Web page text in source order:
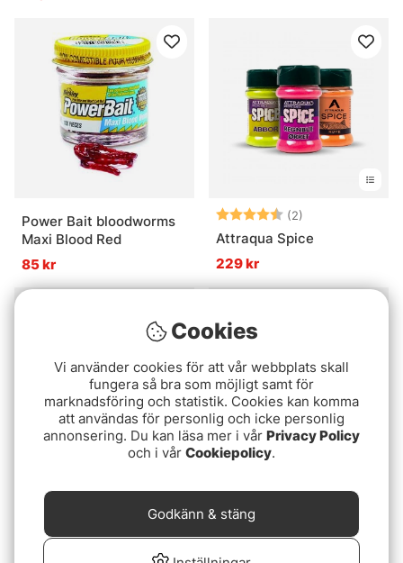
Power Bait bloodworms
Maxi Blood Red
85 kr
Betyg: (2)
Attraqua Spice
229 kr
YUM Spray Crawfish
Bombix Trout 75 ml
105 kr
Cookies
Vi använder cookies för att vår webbplats skall
fungera så bra som möjligt samt för
marknadsföring och statistik. Cookies kan komma
att användas för personlig och icke personlig
annonsering. Du kan läsa mer i vår Privacy Policy
och i vår Cookiepolicy.
Godkänn & stäng